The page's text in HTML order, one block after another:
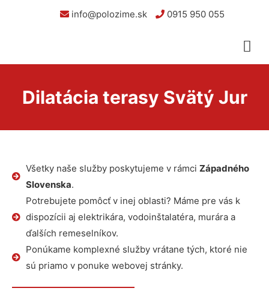
info@polozime.sk 0915 950 055
Dilatácia terasy Svätý Jur
Všetky naše služby poskytujeme v rámci Západného
Slovenska.
Potrebujete pomôcť v inej oblasti? Máme pre vás k
dispozícii aj elektrikára, vodoinštalatéra, murára a
ďalších remeselníkov.
Ponúkame komplexné služby vrátane tých, ktoré nie
sú priamo v ponuke webovej stránky.